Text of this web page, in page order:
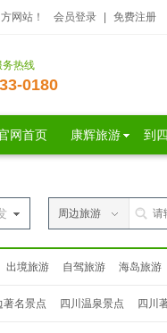
网站！ 会员登录 免费注册
务热线
0180
网首页 康辉旅游 到
周边旅游
出境旅游 自驾旅游 海岛旅游
著名景点 四川温泉景点 四川